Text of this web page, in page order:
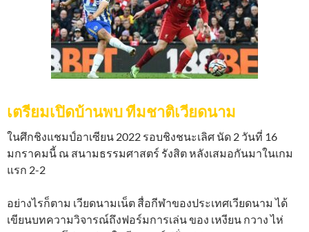
เตรียมเปิดบ้านพบ ทีมชาติเวียดนาม
ในศึกชิงแชมป์อาเซียน 2022 รอบชิงชนะเลิศ นัด 2 วันที่ 16
มกราคมนี้ ณ สนามธรรมศาสตร์ รังสิต หลังเสมอกันมาในเกม
แรก 2-2
อย่างไรก็ตาม เวียดนามเน็ต สื่อกีฬาของประเทศเวียดนาม ได้
เขียนบทความวิจารณ์ถึงฟอร์มการเล่น ของ เหงียน กวาง ไห่